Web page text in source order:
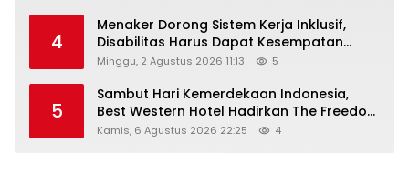
4
Menaker Dorong Sistem Kerja Inklusif,
Disabilitas Harus Dapat Kesempatan
Setara
Minggu, 2 Agustus 2026 11:13 5
5
Sambut Hari Kemerdekaan Indonesia,
Best Western Hotel Hadirkan The Freedom
Stay Diskon Hingga 45%
Kamis, 6 Agustus 2026 22:25 4